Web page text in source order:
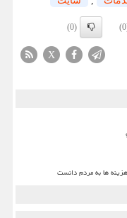
(0)
X
هزینه ها به مردم دانست